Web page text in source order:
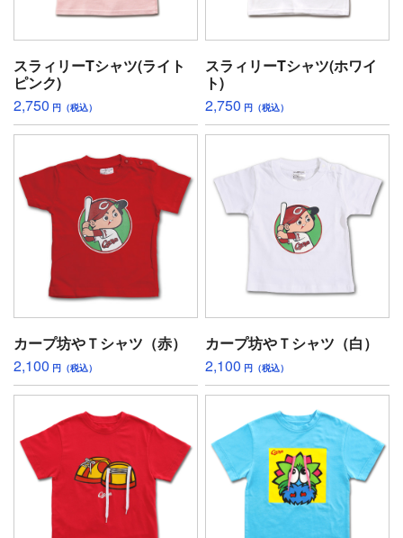
スラィリーTシャツ(ライト
ピンク)
2,750 円（税込）
スラィリーTシャツ(ホワイ
ト)
2,750 円（税込）
カープ坊やＴシャツ（赤）
2,100 円（税込）
カープ坊やＴシャツ（白）
2,100 円（税込）